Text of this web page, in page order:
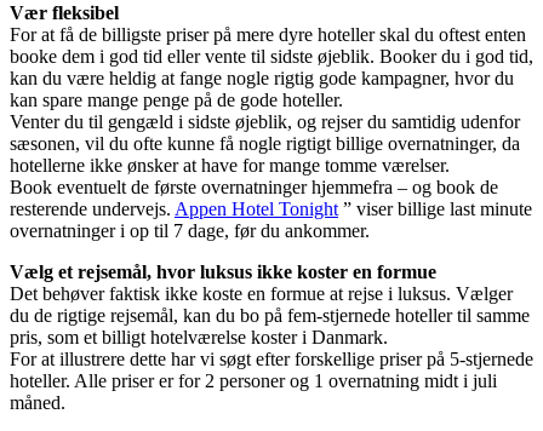
Vær fleksibel
For at få de billigste priser på mere dyre hoteller skal du oftest enten
booke dem i god tid eller vente til sidste øjeblik. Booker du i god tid,
kan du være heldig at fange nogle rigtig gode kampagner, hvor du
kan spare mange penge på de gode hoteller.
Venter du til gengæld i sidste øjeblik, og rejser du samtidig udenfor
sæsonen, vil du ofte kunne få nogle rigtigt billige overnatninger, da
hotellerne ikke ønsker at have for mange tomme værelser.
Book eventuelt de første overnatninger hjemmefra – og book de
resterende undervejs. Appen Hotel Tonight ” viser billige last minute
overnatninger i op til 7 dage, før du ankommer.
Vælg et rejsemål, hvor luksus ikke koster en formue
Det behøver faktisk ikke koste en formue at rejse i luksus. Vælger
du de rigtige rejsemål, kan du bo på fem-stjernede hoteller til samme
pris, som et billigt hotelværelse koster i Danmark.
For at illustrere dette har vi søgt efter forskellige priser på 5-stjernede
hoteller. Alle priser er for 2 personer og 1 overnatning midt i juli
måned.